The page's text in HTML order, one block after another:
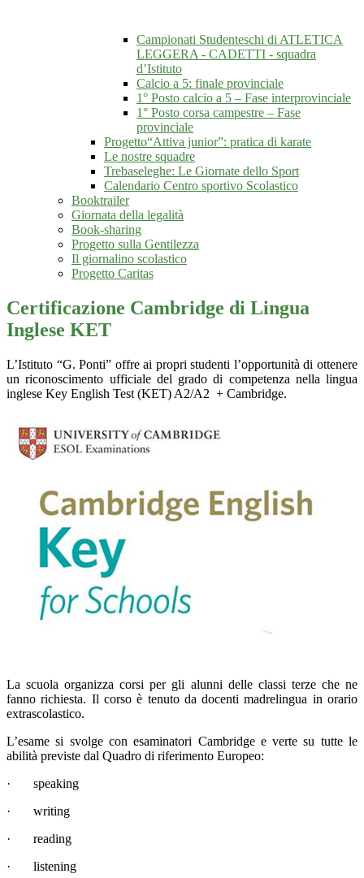
Campionati Studenteschi di ATLETICA
LEGGERA - CADETTI - squadra
d’Istituto
Calcio a 5: finale provinciale
1° Posto calcio a 5 – Fase interprovinciale
1° Posto corsa campestre – Fase
provinciale
Progetto“Attiva junior”: pratica di karate
Le nostre squadre
Trebaseleghe: Le Giornate dello Sport
Calendario Centro sportivo Scolastico
Booktrailer
Giornata della legalità
Book-sharing
Progetto sulla Gentilezza
Il giornalino scolastico
Progetto Caritas
Certificazione Cambridge di Lingua
Inglese KET
L’Istituto “G. Ponti” offre ai propri studenti l’opportunità di ottenere
un riconoscimento ufficiale del grado di competenza nella lingua
inglese Key English Test (KET) A2/A2 + Cambridge.
La scuola organizza corsi per gli alunni delle classi terze che ne
fanno richiesta. Il corso è tenuto da docenti madrelingua in orario
extrascolastico.
L’esame si svolge con esaminatori Cambridge e verte su tutte le
abilità previste dal Quadro di riferimento Europeo:
·
speaking
·
writing
·
reading
·
listening